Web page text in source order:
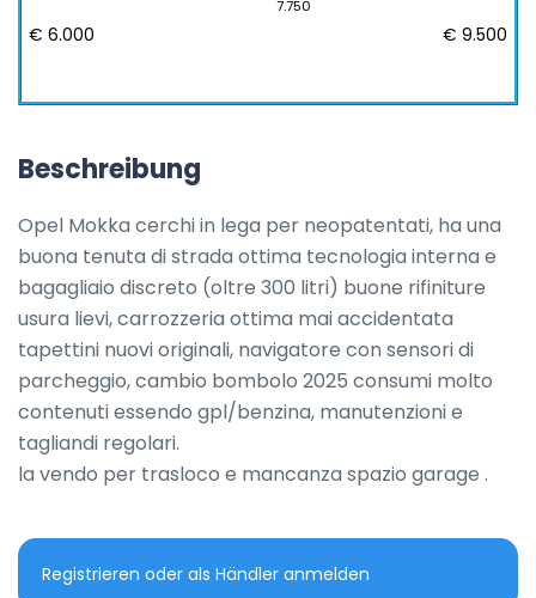
7.750
€ 6.000 € 9.500
Beschreibung
Opel Mokka cerchi in lega per neopatentati, ha una
buona tenuta di strada ottima tecnologia interna e
bagagliaio discreto (oltre 300 litri) buone rifiniture
usura lievi, carrozzeria ottima mai accidentata
tapettini nuovi originali, navigatore con sensori di
parcheggio, cambio bombolo 2025 consumi molto
contenuti essendo gpl/benzina, manutenzioni e
tagliandi regolari.
la vendo per trasloco e mancanza spazio garage .
Registrieren oder als Händler anmelden